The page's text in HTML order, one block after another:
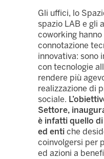
Gli uffici, lo
spazio LAB e gli
coworking
connotazione
innovativa: sono
con tecnologie
rendere più
realizzazione di
sociale.
Settore,
è infatti quello
ed enti che
coinvolgersi per
ed azioni a